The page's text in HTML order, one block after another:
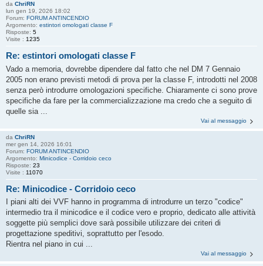
da ChriRN
lun gen 19, 2026 18:02
Forum: FORUM ANTINCENDIO
Argomento: estintori omologati classe F
Risposte: 5
Visite : 1235
Re: estintori omologati classe F
Vado a memoria, dovrebbe dipendere dal fatto che nel DM 7 Gennaio
2005 non erano previsti metodi di prova per la classe F, introdotti nel 2008
senza però introdurre omologazioni specifiche. Chiaramente ci sono prove
specifiche da fare per la commercializzazione ma credo che a seguito di
quelle sia ...
Vai al messaggio
da ChriRN
mer gen 14, 2026 16:01
Forum: FORUM ANTINCENDIO
Argomento: Minicodice - Corridoio ceco
Risposte: 23
Visite : 11070
Re: Minicodice - Corridoio ceco
I piani alti dei VVF hanno in programma di introdurre un terzo "codice"
intermedio tra il minicodice e il codice vero e proprio, dedicato alle attività
soggette più semplici dove sarà possibile utilizzare dei criteri di
progettazione speditivi, soprattutto per l'esodo.
Rientra nel piano in cui ...
Vai al messaggio